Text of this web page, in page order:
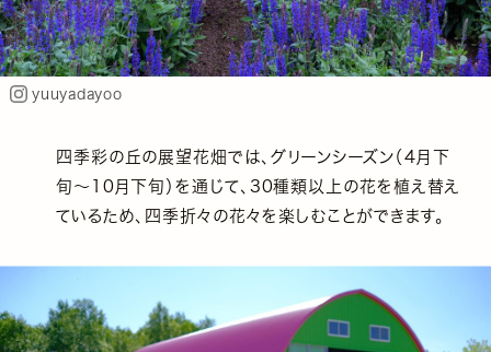
yuuyadayoo
四季彩の丘の展望花畑では、グリーンシーズン（4月下
旬〜10月下旬）を通じて、30種類以上の花を植え替え
ているため、四季折々の花々を楽しむことができます。